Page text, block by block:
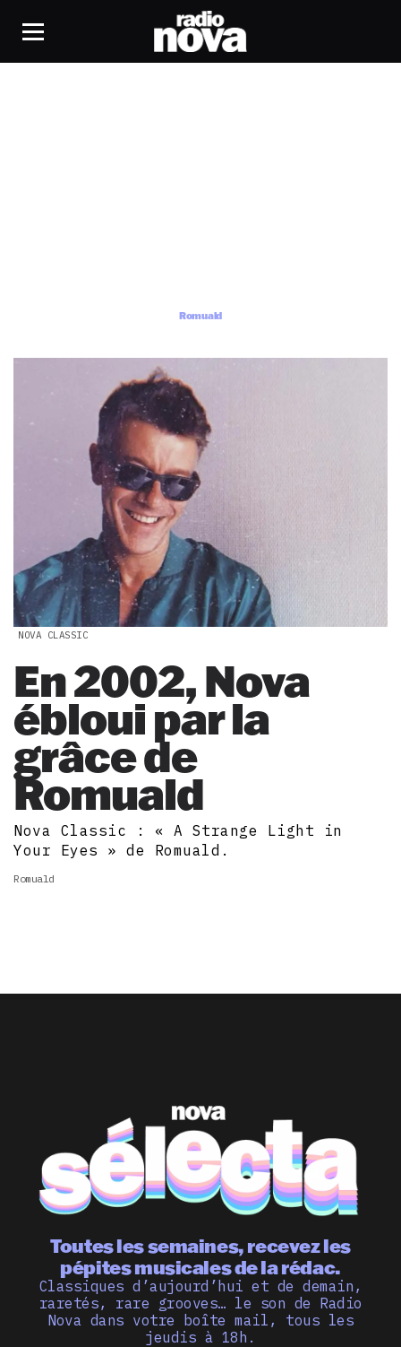
Romuald
NOVA CLASSIC
En 2002, Nova
ébloui par la
grâce de
Romuald
Nova Classic : « A Strange Light in
Your Eyes » de Romuald.
Romuald
Toutes les semaines, recevez les
pépites musicales de la rédac.
Classiques d’aujourd’hui et de demain,
raretés, rare grooves… le son de Radio
Nova dans votre boîte mail, tous les
jeudis à 18h.